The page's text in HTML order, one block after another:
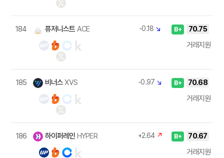
184 퓨저니스트 ACE -0.18 ↘ B+
70.75
거래지원
185 비너스XVS -0.97 ↘ B+
70.68
거래지원
186 하이퍼레인 HYPER +2.64 ↗ B+
70.67
거래지원